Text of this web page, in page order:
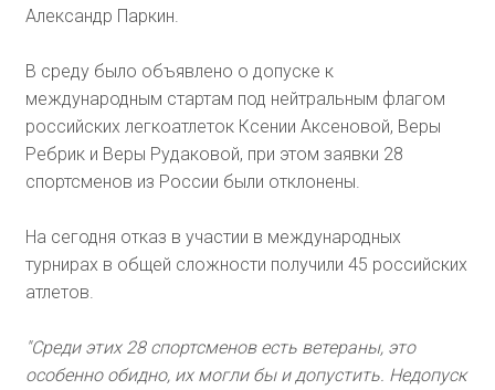
Александр Паркин.
В среду было объявлено о допуске к
международным стартам под нейтральным флагом
российских легкоатлеток Ксении Аксеновой, Веры
Ребрик и Веры Рудаковой, при этом заявки 28
спортсменов из России были отклонены.
На сегодня отказ в участии в международных
турнирах в общей сложности получили 45 российских
атлетов.
"Среди этих 28 спортсменов есть ветераны, это
особенно обидно, их могли бы и допустить. Недопуск